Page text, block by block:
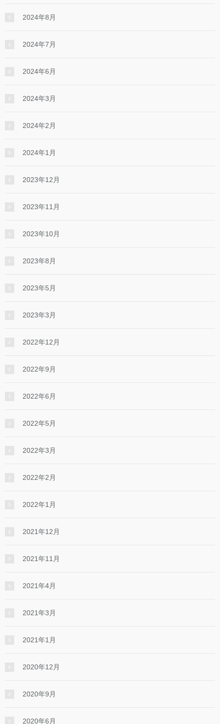
2024年8月
2024年7月
2024年6月
2024年3月
2024年2月
2024年1月
2023年12月
2023年11月
2023年10月
2023年8月
2023年5月
2023年3月
2022年12月
2022年9月
2022年6月
2022年5月
2022年3月
2022年2月
2022年1月
2021年12月
2021年11月
2021年4月
2021年3月
2021年1月
2020年12月
2020年9月
2020年6月